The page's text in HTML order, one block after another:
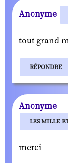
Anonyme
tout grand
RÉPONDRE
Anonyme
LES MILLE
merci